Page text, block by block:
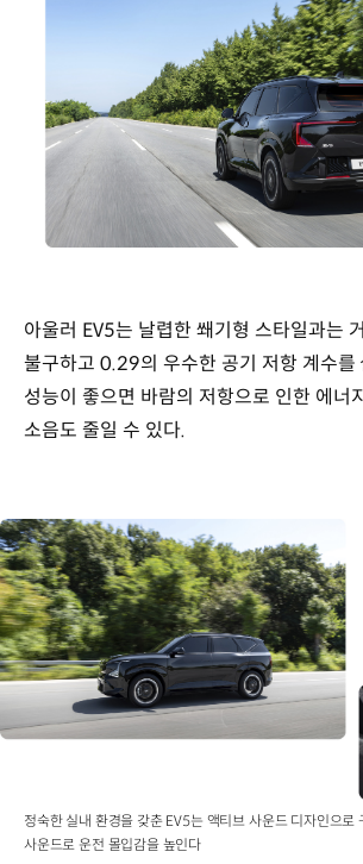
아울러 EV5는 날렵한 쐐기형 스타일과는
불구하고 0.29의 우수한 공기 저항 계수를
성능이 좋으면 바람의 저항으로 인한 에너
소음도 줄일 수 있다.
정숙한 실내 환경을 갖춘 EV5는 액티브 사운드 디자인으로
사운드로 운전 몰입감을 높인다